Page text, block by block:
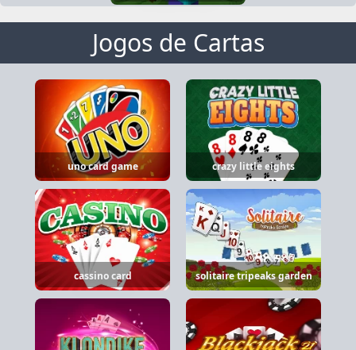
Jogos de Cartas
uno card game crazy little eights
cassino card solitaire tripeaks garden